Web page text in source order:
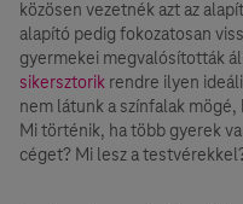
közösen vezetnék azt az
alapító pedig fokozatosan
gyermekei megvalósították
sikersztorik rendre ilyen
nem látunk a színfalak mögé,
Mi történik, ha több gyerek
céget? Mi lesz a